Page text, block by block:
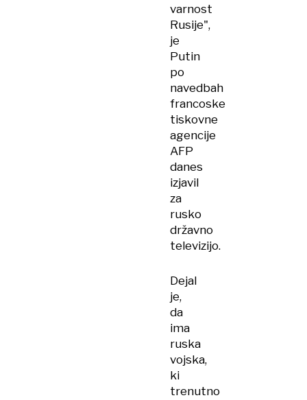
varnost
Rusije",
je
Putin
po
navedbah
francoske
tiskovne
agencije
AFP
danes
izjavil
za
rusko
državno
televizijo.
Dejal
je,
da
ima
ruska
vojska,
ki
trenutno